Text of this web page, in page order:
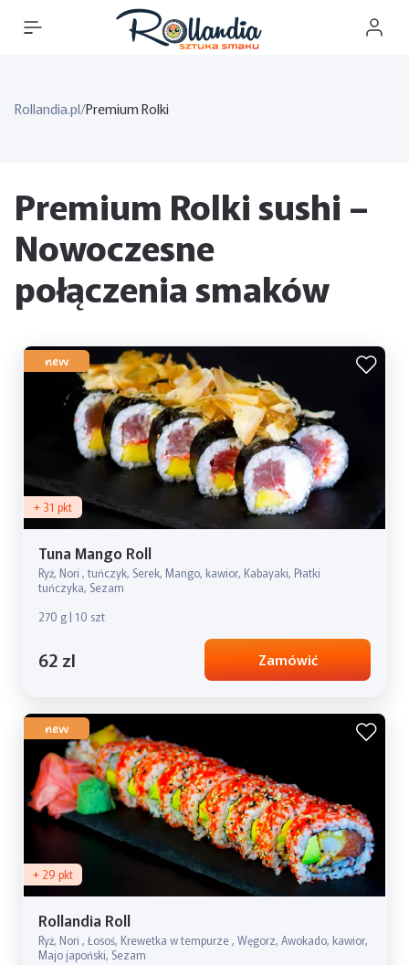
Rollandia.pl/Premium Rolki
Premium Rolki sushi –
Nowoczesne
połączenia smaków
new
+ 31 pkt
Tuna Mango Roll
Ryż, Nori , tuńczyk, Serek, Mango, kawior, Kabayaki, Płatki
tuńczyka, Sezam
270 g | 10 szt
62 zl Zamówić
new
+ 29 pkt
Rollandia Roll
Ryż, Nori , Łosoś, Krewetka w tempurze , Węgorz, Awokado, kawior,
Majo japoński, Sezam